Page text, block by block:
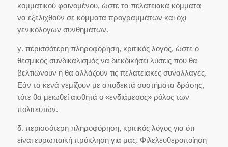
κομματικού φαινομένου, ώστε τα πελατειακά κόμματα
να εξελιχθούν σε κόμματα προγραμμάτων και όχι
γενικόλογων συνθημάτων.
γ. περισσότερη πληροφόρηση, κριτικός λόγος, ώστε ο
θεσμικός συνδικαλισμός να διεκδικήσει λύσεις που θα
βελτιώνουν ή θα αλλάζουν τις πελατειακές συναλλαγές.
Εάν τα κενά γεμίζουν με αποδεκτά συστήματα δράσης,
τότε θα μειωθεί αισθητά ο «ενδιάμεσος» ρόλος των
πολιτευτών.
δ. περισσότερη πληροφόρηση, κριτικός λόγος για ότι
είναι ευρωπαϊκή πρόκληση για μας. Φιλελευθεροποίηση